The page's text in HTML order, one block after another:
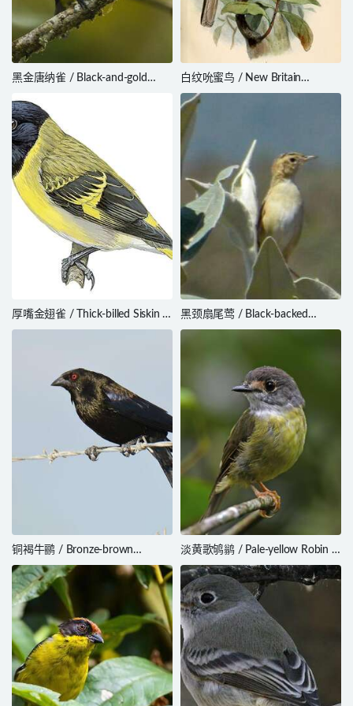
黑金唐纳雀 / Black-and-gold
白纹吮蜜鸟 / New Britain
Friarbird / Philemon cockerelli
厚嘴金翅雀 / Thick-billed Siskin /
Spinus crassirostris
黑颈扇尾莺 / Black-backed
Cisticola / Cisticola eximius
铜褐牛鹂 / Bronze-brown
Cowbird / Molothrus armenti
淡黄歌鸲鹟 / Pale-yellow Robin /
Tregellasia capito